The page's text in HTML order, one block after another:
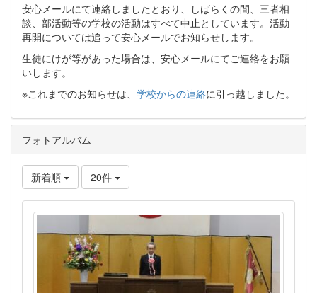
安心メールにて連絡しましたとおり、しばらくの間、三者相
談、部活動等の学校の活動はすべて中止としています。活動
再開については追って安心メールでお知らせします。
生徒にけが等があった場合は、安心メールにてご連絡をお願
いします。
※これまでのお知らせは、 学校からの連絡に引っ越しました。
フォトアルバム
新着順 20件